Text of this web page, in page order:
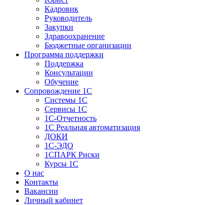
Кадровик
Руководитель
Закупки
Здравоохранение
Бюджетные организации
Программа поддержки
Поддержка
Консультации
Обучение
Сопровождение 1С
Системы 1С
Сервисы 1С
1C-Отчетность
1С Реальная автоматизация
ДОКИ
1C-ЭДО
1СПАРК Риски
Курсы 1С
О нас
Контакты
Вакансии
Личный кабинет